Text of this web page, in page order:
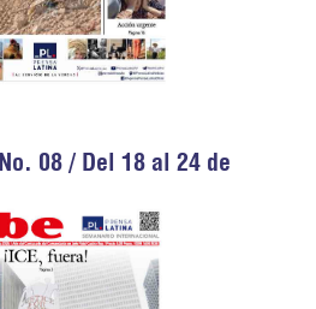
08 / Del 18 al 24 de